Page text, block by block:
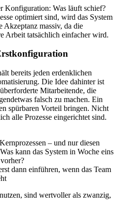
Konfiguration: Was läuft schief?
optimiert sind, wird das System
Akzeptanz massiv, da die
Arbeit tatsächlich einfacher wird.
bereits jeden erdenklichen
Die Idee dahinter ist
Mitarbeitende, die
falsch zu machen. Ein
spürbaren Vorteil bringen. Nicht
alle Prozesse eingerichtet sind.
– und nur diesen
kann das System in Woche eins
dann einführen, wenn das Team
sind wertvoller als zwanzig,